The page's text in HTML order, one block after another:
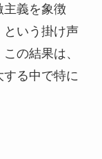
主義を象徴
という掛け声
の結果は、
る中で特に